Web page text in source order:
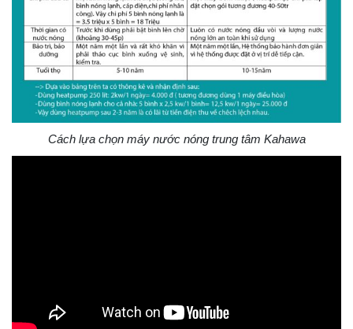
Cách lựa chọn máy nước nóng trung tâm Kahawa